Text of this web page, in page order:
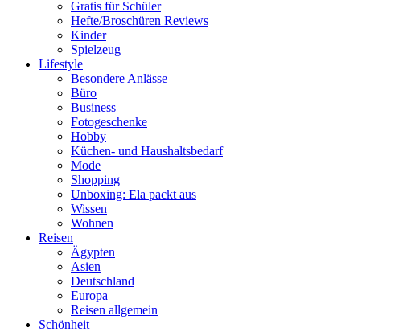
Gratis für Schüler
Hefte/Broschüren Reviews
Kinder
Spielzeug
Lifestyle
Besondere Anlässe
Büro
Business
Fotogeschenke
Hobby
Küchen- und Haushaltsbedarf
Mode
Shopping
Unboxing: Ela packt aus
Wissen
Wohnen
Reisen
Ägypten
Asien
Deutschland
Europa
Reisen allgemein
Schönheit